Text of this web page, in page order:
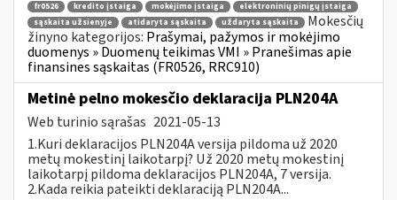
fr0526 kredito įstaiga mokėjimo įstaiga
elektroninių pinigų įstaiga
sąskaita užsienyje
atidaryta sąskaita uždaryta sąskaita
Mokesčių
žinyno kategorijos: Prašymai, pažymos ir mokėjimo
duomenys » Duomenų teikimas VMI » Pranešimas apie
finansines sąskaitas (FR0526, RRC910)
Metinė pelno mokesčio deklaracija PLN204A
Web turinio sąrašas 2021-05-13
1.Kuri deklaracijos PLN204A versija pildoma už 2020
metų mokestinį laikotarpį? Už 2020 metų mokestinį
laikotarpį pildoma deklaracijos PLN204A, 7 versija.
2.Kada reikia pateikti deklaraciją PLN204A...